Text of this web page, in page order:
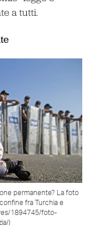
a tutti.
permanente? La foto
fra Turchia e
1894745/foto-
)